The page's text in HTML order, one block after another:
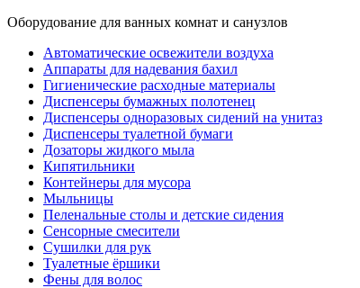
Оборудование для ванных комнат и санузлов
Автоматические освежители воздуха
Аппараты для надевания бахил
Гигиенические расходные материалы
Диспенсеры бумажных полотенец
Диспенсеры одноразовых сидений на унитаз
Диспенсеры туалетной бумаги
Дозаторы жидкого мыла
Кипятильники
Контейнеры для мусора
Мыльницы
Пеленальные столы и детские сидения
Сенсорные смесители
Сушилки для рук
Туалетные ёршики
Фены для волос